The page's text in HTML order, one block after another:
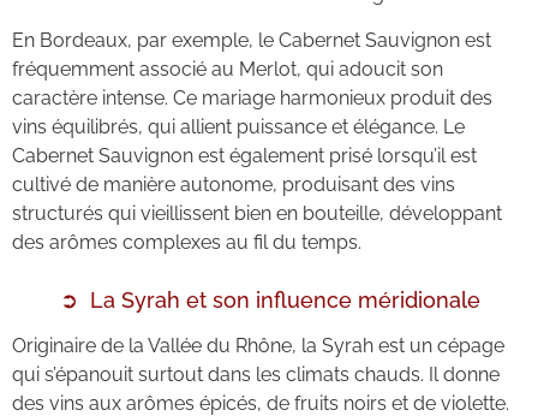
En Bordeaux, par exemple, le Cabernet Sauvignon est
fréquemment associé au Merlot, qui adoucit son
caractère intense. Ce mariage harmonieux produit des
vins équilibrés, qui allient puissance et élégance. Le
Cabernet Sauvignon est également prisé lorsqu’il est
cultivé de manière autonome, produisant des vins
structurés qui vieillissent bien en bouteille, développant
des arômes complexes au fil du temps.
La Syrah et son influence méridionale
Originaire de la Vallée du Rhône, la Syrah est un cépage
qui s’épanouit surtout dans les climats chauds. Il donne
des vins aux arômes épicés, de fruits noirs et de violette.